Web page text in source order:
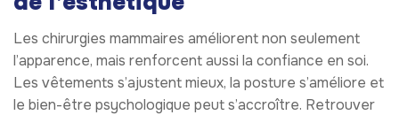
Les chirurgies mammaires améliorent non seulement
l’apparence, mais renforcent aussi la confiance en soi.
Les vêtements s’ajustent mieux, la posture s’améliore et
le bien-être psychologique peut s’accroître. Retrouver